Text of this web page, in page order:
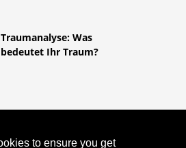
to ensure you get
Traumanalyse: Was
bedeutet Ihr Traum?
WIE